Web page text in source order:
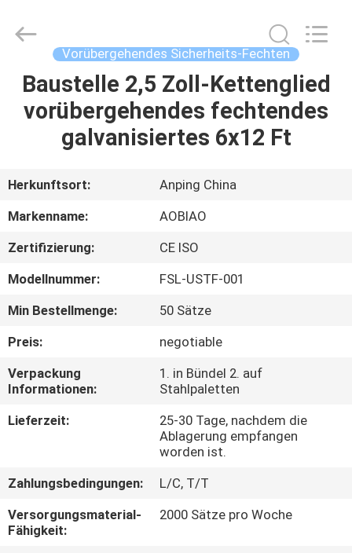
HAUS
PRODUKTE
ÜBER
UNS
FABRIK-
AUSFLUG
QUALITÄTSKONTROLLE
TRETEN
SIE
IN
VERBINDUNG
Products
ECER
Vorübergehendes Sicherheits-Fechten
Baustelle 2,5 Zoll-Kettenglied
vorübergehendes fechtendes
galvanisiertes 6x12 Ft
Herkunftsort:
Anping China
Markenname:
AOBIAO
Zertifizierung:
CE ISO
Modellnummer:
FSL-USTF-001
Min Bestellmenge:
50 Sätze
Preis:
negotiable
Verpackung
Informationen:
1. in Bündel 2. auf
Stahlpaletten
Lieferzeit:
25-30 Tage, nachdem die
Ablagerung empfangen
worden ist.
Zahlungsbedingungen:
L/C, T/T
Versorgungsmaterial-
Fähigkeit:
2000 Sätze pro Woche